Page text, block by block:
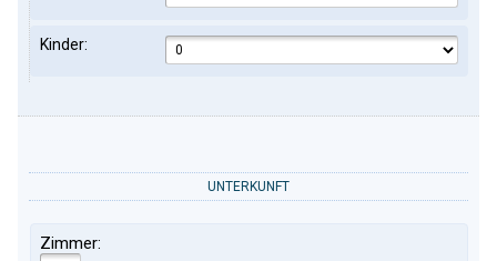
Kinder:
UNTERKUNFT
Zimmer: